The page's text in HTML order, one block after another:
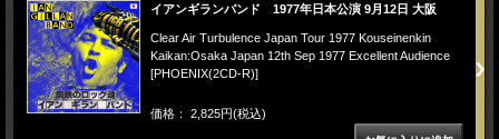
イアンギランバンド 1977年日本公演 9月12日 大阪
Clear Air Turbulence Japan Tour 1977 Kouseinenkin
Kaikan:Osaka Japan 12th Sep 1977 Excellent Audience
[PHOENIX(2CD-R)]
価格： 2,825円(税込)